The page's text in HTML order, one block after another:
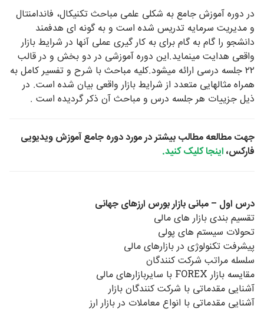
در دوره آموزش جامع به شکلی علمی مباحث تکنیکال، فاندامنتال
و مدیریت سرمایه تدریس شده است و به گونه ای هدفمند
دانشجو را گام به گام برای به کار گیری عملی آنها در شرایط بازار
واقعی هدایت مینماید.این دوره آموزشی در دو بخش و در قالب
۲۲ جلسه درسی ارائه میشود.کلیه مباحث با شرح و تفسیر کامل به
همراه مثالهایی متعدد از شرایط بازار واقعی بیان شده است. در
ذیل جزییات هر جلسه درس و مباحث آن ذکر گردیده است .
جهت مطالعه مطالب بیشتر در مورد دوره جامع آموزش ویدیویی
فارکس،اینجا کلیک کنید.
درس اول – مبانی بازار بورس ارزهای جهانی
تقسیم بندی بازار های مالی
تحولات سیستم های پولی
پیشرفت تکنولوژی در بازارهای مالی
سلسله مراتب شرکت کنندگان
مقایسه بازار FOREX با سایربازارهای مالی
آشنایی مقدماتی با شرکت کنندگان بازار
آشنایی مقدماتی با انواع معاملات در بازار ارز